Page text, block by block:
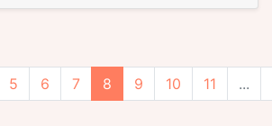
5 6 7 8 9 10 11 ...